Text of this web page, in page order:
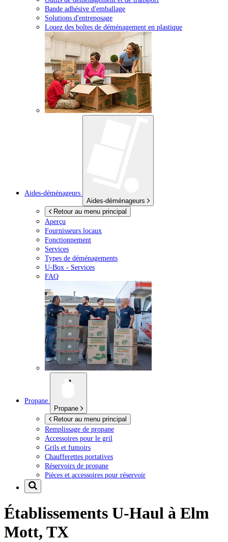
Bande adhésive d'emballage
Solutions d'entreposage
Louez des boîtes de déménagement en plastique
Aides-déménageurs
Aides-déménageurs
Retour au menu principal
Aperçu
Fournisseurs locaux
Fonctionnement
Services
Types de déménagements
U-Box - Services
FAQ
Propane
Propane
Retour au menu principal
Remplissage de propane
Accessoires pour le gril
Grils et fumoirs
Chaufferettes portatives
Réservoirs de propane
Pièces et accessoires pour réservoir
Établissements U-Haul à Elm
Mott, TX